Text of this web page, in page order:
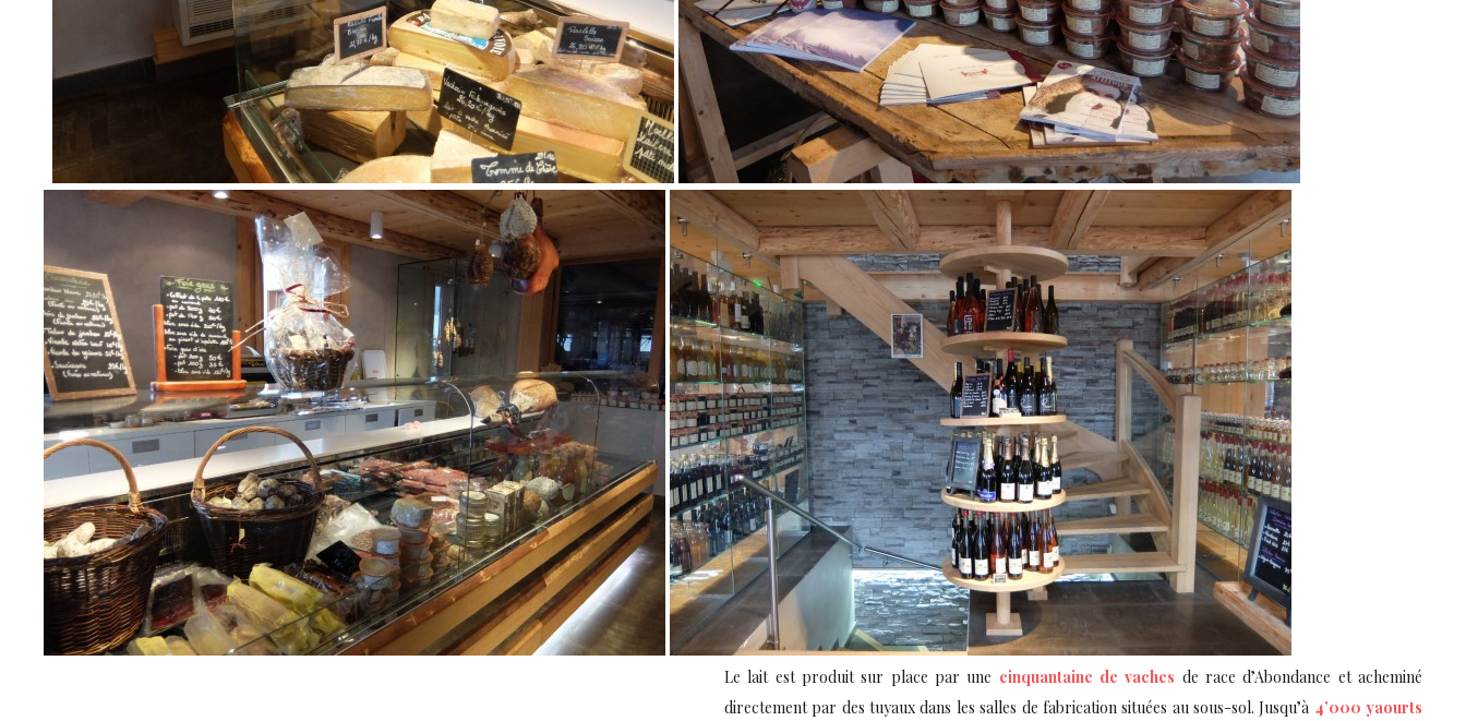
Le lait est produit sur place par une cinquantaine de vaches de race d’Abondance et acheminé
directement par des tuyaux dans les salles de fabrication situées au sous-sol. Jusqu’à 4’000 yaourts